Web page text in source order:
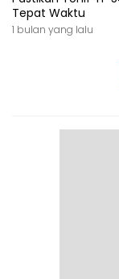
Tepat Waktu
1 bulan yang lalu